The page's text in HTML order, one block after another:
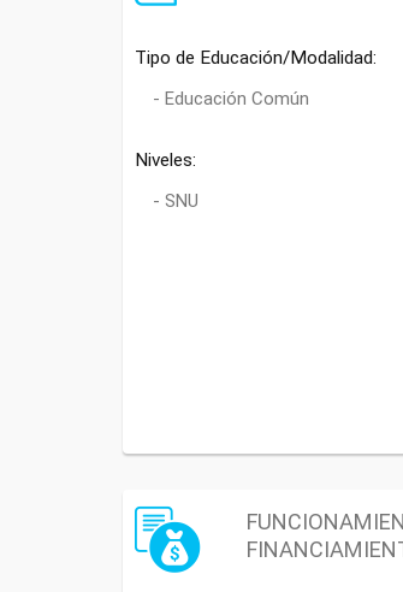
Tipo de Educación/Modalidad:
Educación Común
Niveles:
SNU